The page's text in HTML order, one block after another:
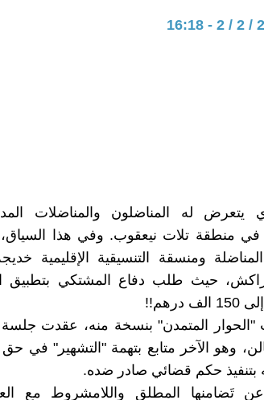
له المناضلون والمناضلات
في منطقة تلات نيعقوب. وفي هذا
ومنسقة التنسيقية الإقليمية
بمراكش، حيث طلب دفاع المشتكي بتطبيق
"الحوار المتمدن" بنسخة منه، عقدت
وهو الآخر متابع بتهمة "التشهير" في
بتنفيذ حكم قضائي صادر ضده.
عن تَضامنها المطلق واللامشروط مع